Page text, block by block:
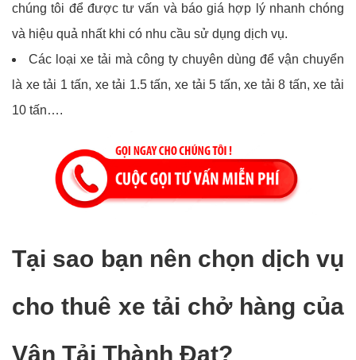
chúng tôi để được tư vấn và báo giá hợp lý nhanh chóng
và hiệu quả nhất khi có nhu cầu sử dụng dịch vụ.
Các loại xe tải mà công ty chuyên dùng để vận chuyển
là xe tải 1 tấn, xe tải 1.5 tấn, xe tải 5 tấn, xe tải 8 tấn, xe tải
10 tấn….
Tại sao bạn nên chọn dịch vụ
cho thuê xe tải chở hàng của
Vận Tải Thành Đạt?